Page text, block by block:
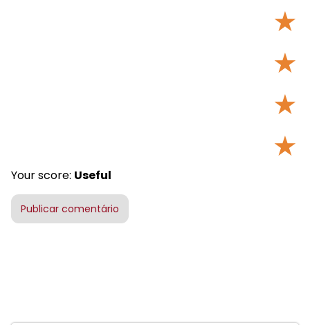
★
★
★
★
Your score: Useful